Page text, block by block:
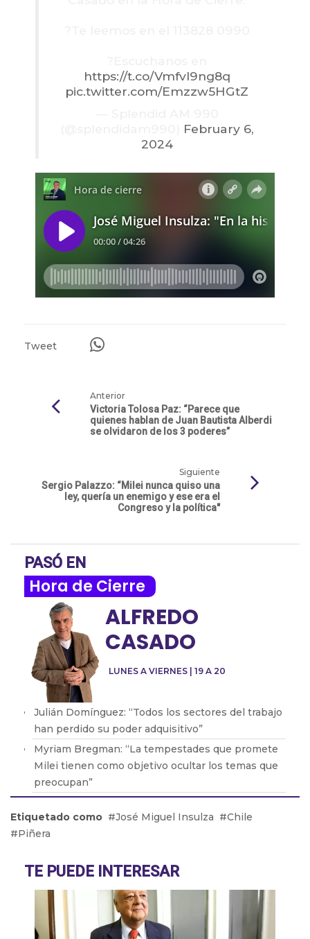
https://t.co/Vmfvl9ng8q
pic.twitter.com/Emzzw5HGtZ
February 6,
2024
Tweet
Anterior
Victoria Tolosa Paz: “Parece que
quienes hablan de Juan Bautista Alberdi
se olvidaron de los 3 poderes”
Siguiente
Sergio Palazzo: “Milei nunca quiso una
ley, quería un enemigo y ese era el
Congreso y la política"
PASÓ EN
Hora de Cierre
LUNES A VIERNES | 19 A 20
ALFREDO
CASADO
Julián Domínguez: “Todos los sectores del trabajo
han perdido su poder adquisitivo”
Myriam Bregman: “La tempestades que promete
Milei tienen como objetivo ocultar los temas que
preocupan”
devaluación, solo hay que saber cuándo"
Raul Bittel: "Argentina ha sido la parte
Estados Unidos"
Bernardo Martin: “Mar del Plata está preparada a
full, con atracciones y grandes entretenimientos
en teatro y las playas”
Etiquetado como José Miguel Insulza
Chile
Piñera
TE PUEDE INTERESAR